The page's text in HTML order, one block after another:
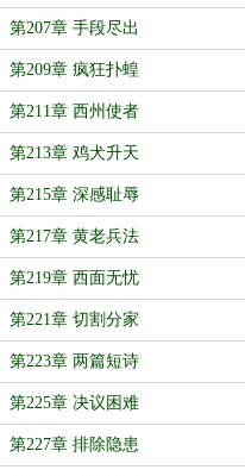
第207章 手段尽出
第209章 疯狂扑蝗
第211章 西州使者
第213章 鸡犬升天
第215章 深感耻辱
第217章 黄老兵法
第219章 西面无忧
第221章 切割分家
第223章 两篇短诗
第225章 决议困难
第227章 排除隐患